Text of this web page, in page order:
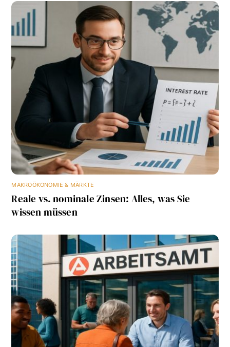
MAKROÖKONOMIE & MÄRKTE
Reale vs. nominale Zinsen: Alles, was Sie
wissen müssen